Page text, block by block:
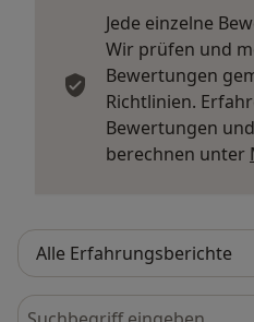
Jede einzelne
Wir prüfen und
Bewertungen
Richtlinien.
Bewertungen
berechnen unter
Bewertungen durchsuchen